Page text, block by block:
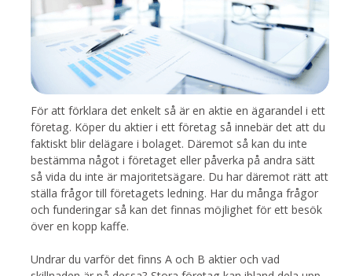
För att förklara det enkelt så är en aktie en ägarandel i ett
företag. Köper du aktier i ett företag så innebär det att du
faktiskt blir delägare i bolaget. Däremot så kan du inte
bestämma något i företaget eller påverka på andra sätt
så vida du inte är majoritetsägare. Du har däremot rätt att
ställa frågor till företagets ledning. Har du många frågor
och funderingar så kan det finnas möjlighet för ett besök
över en kopp kaffe.
Undrar du varför det finns A och B aktier och vad